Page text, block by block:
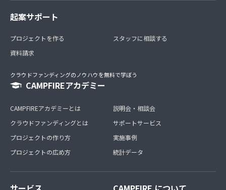
起案サポート
プロジェクトを作る
資料請求
スタッフに相談する
クラウドファンディングのノウハウを無料で学ぼう
CAMPFIREアカデミー
CAMPFIREアカデミーとは
クラウドファンディングとは
プロジェクトの作り方
プロジェクトの広め方
説明会・相談会
サポートサービス
実施事例
統計データ